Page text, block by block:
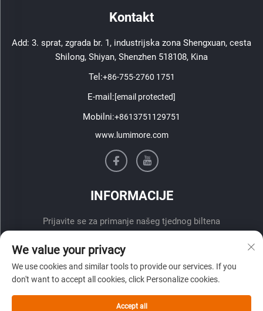
Kontakt
Add: 3. sprat, zgrada br. 1, industrijska zona Shengxuan, cesta
Shilong, Shiyan, Shenzhen 518108, Kina
Tel:+86-755-2760 1751
E-mail:[email protected]
Mobilni:+8613751129751
www.lumimore.com
INFORMACIJE
Prijavite se za primanje našeg tjednog biltena
We value your privacy
We use cookies and similar tools to provide our services. If you
don't want to accept all cookies, click Personalize cookies.
Accept all